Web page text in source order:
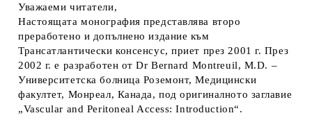
Уважаеми читатели,
Настоящата монография представлява второ
преработено и допълнено издание към
Трансатлантически консенсус, приет през 2001 г. През
2002 г. е разработен от Dr Bernard Montreuil, M.D. –
Университетска болница Роземонт, Медицински
факултет, Монреал, Канада, под оригиналното заглавие
„Vascular and Peritoneal Access: Introduction“.